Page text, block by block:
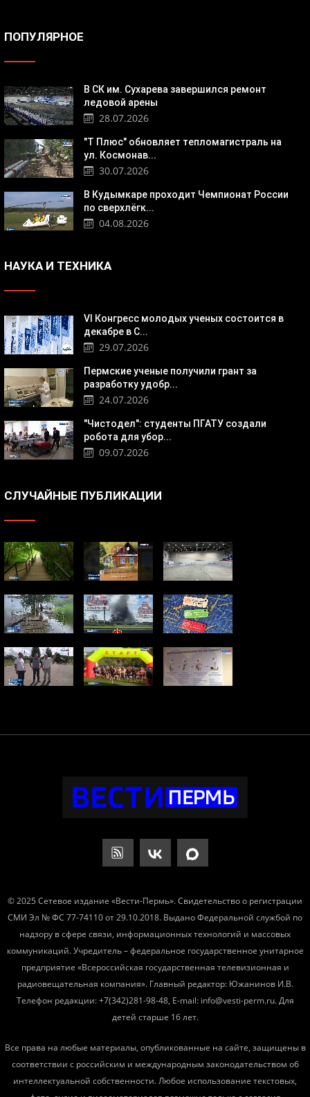
ПОПУЛЯРНОЕ
В СК им. Сухарева завершился ремонт
ледовой арены
28.07.2026
"Т Плюс" обновляет тепломагистраль на
ул. Космонав...
30.07.2026
В Кудымкаре проходит Чемпионат России
по сверхлёгк...
04.08.2026
НАУКА И ТЕХНИКА
VI Конгресс молодых ученых состоится в
декабре в С...
29.07.2026
Пермские ученые получили грант за
разработку удобр...
24.07.2026
"Чистодел": студенты ПГАТУ создали
робота для убор...
09.07.2026
СЛУЧАЙНЫЕ ПУБЛИКАЦИИ
© 2025 Сетевое издание «Вести-Пермь». Свидетельство о регистрации
СМИ Эл № ФС 77-74110 от 29.10.2018. Выдано Федеральной службой по
надзору в сфере связи, информационных технологий и массовых
коммуникаций. Учредитель – федеральное государственное унитарное
предприятие «Всероссийская государственная телевизионная и
радиовещательная компания». Главный редактор: Южанинов И.В.
Телефон редакции: +7(342)281-98-48, E-mail: info@vesti-perm.ru. Для
детей старше 16 лет.
Все права на любые материалы, опубликованные на сайте, защищены в
соответствии с российским и международным законодательством об
интеллектуальной собственности. Любое использование текстовых,